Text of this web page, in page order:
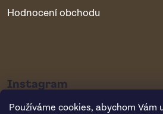
Používáme cookies, abychom Vám
Hodnocení obchodu
Instagram